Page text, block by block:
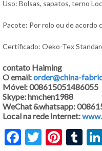
Uso: Bolsas, sapatos, terno
Pacote: Por rolo ou de acordo
Certificado: Oeko-Tex
contato Haiming
O email:order@china-
Móvel: 008615051486055
Skype: hmchen1988
WeChat &whatsapp:
Local na rede Internet:
Facebook
Twitter